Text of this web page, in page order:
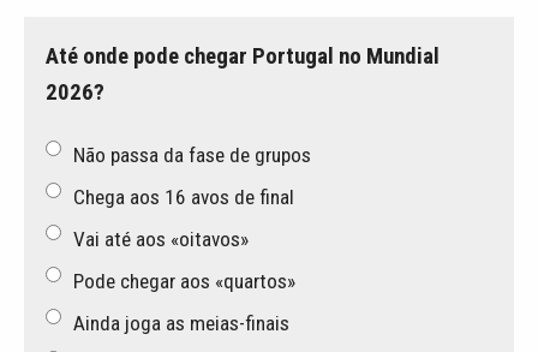
Até onde pode chegar Portugal no Mundial
2026?
Não passa da fase de grupos
Chega aos 16 avos de final
Vai até aos «oitavos»
Pode chegar aos «quartos»
Ainda joga as meias-finais